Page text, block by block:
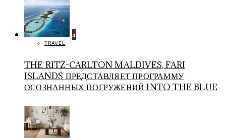
4
TRAVEL
THE RITZ-CARLTON MALDIVES, FARI
ISLANDS ПРЕДСТАВЛЯЕТ ПРОГРАММУ
ОСОЗНАННЫХ ПОГРУЖЕНИЙ INTO THE BLUE